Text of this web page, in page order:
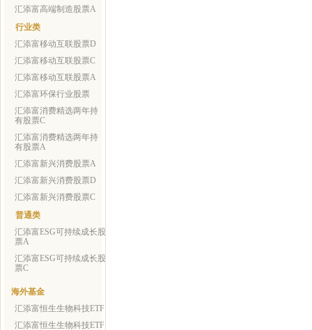
汇添富高端制造股票A
行业类
汇添富移动互联股票D
汇添富移动互联股票C
汇添富移动互联股票A
汇添富环保行业股票
汇添富消费精选两年持
有股票C
汇添富消费精选两年持
有股票A
汇添富新兴消费股票A
汇添富新兴消费股票D
汇添富新兴消费股票C
普通类
汇添富ESG可持续成长股
票A
汇添富ESG可持续成长股
票C
海外基金
汇添富恒生生物科技ETF
汇添富恒生生物科技ETF